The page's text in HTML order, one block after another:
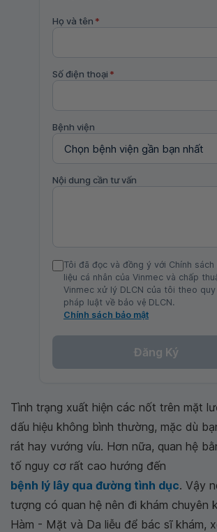
Họ và tên *
Số điện thoại *
Bệnh viện
Nội dung cần tư vấn
Tôi đã đọc và đồng ý với Chính
liệu cá nhân của Vinmec và chấp
Vinmec xử lý DLCN của tôi theo quy
pháp luật về bảo vệ DLCN.
Chính sách bảo mật
Đăng Ký
Tình trạng xuất hiện các nốt trên mặt
dấu hiệu không bình thường, mặc dù
rát hay vướng víu. Hơn nữa, quan hệ
tố nguy cơ rất cao hướng đến
bệnh lý lây qua đường tình dục. Vậy
tượng có quan hệ nên đi khám chuyên
Hàm - Mặt và Da liễu để bác sĩ khám,